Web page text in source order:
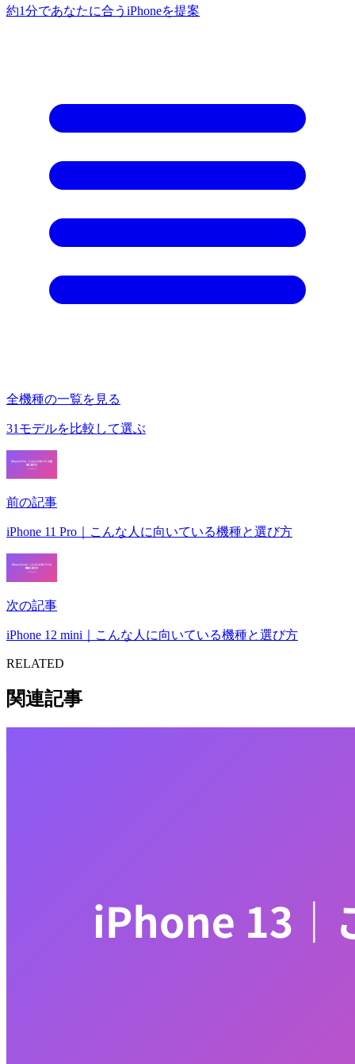
約1分であなたに合うiPhoneを提案
全機種の一覧を見る
31モデルを比較して選ぶ
前の記事
iPhone 11 Pro｜こんな人に向いている機種と選び方
次の記事
iPhone 12 mini｜こんな人に向いている機種と選び方
RELATED
関連記事